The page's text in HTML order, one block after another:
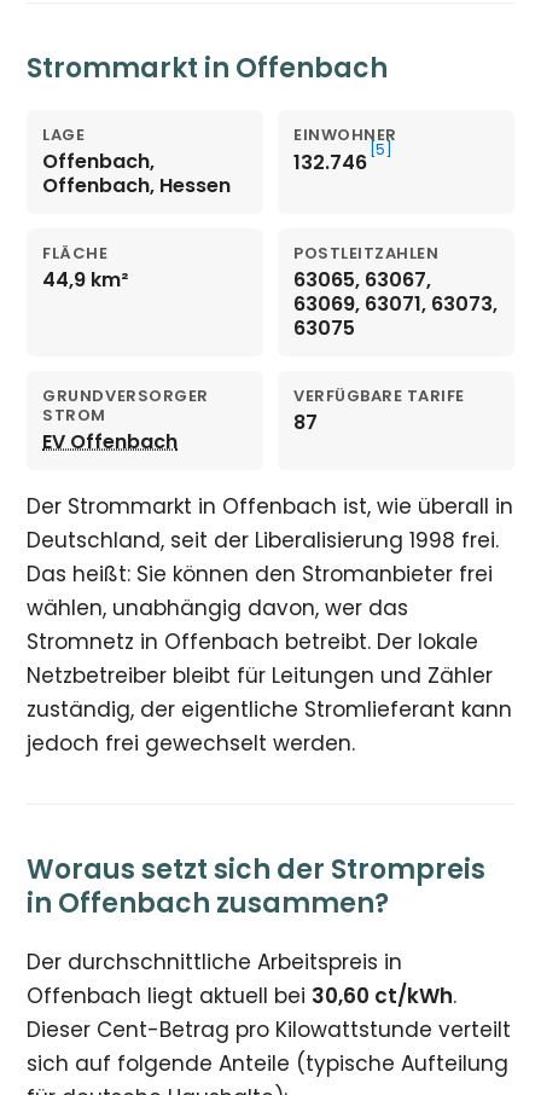
Strommarkt in Offenbach
LAGE
Offenbach,
Offenbach, Hessen
EINWOHNER
132.746 [5]
FLÄCHE
44,9 km²
POSTLEITZAHLEN
63065, 63067,
63069, 63071, 63073,
63075
GRUNDVERSORGER
STROM
EV Offenbach
VERFÜGBARE TARIFE
87
Der Strommarkt in Offenbach ist, wie überall in
Deutschland, seit der Liberalisierung 1998 frei.
Das heißt: Sie können den Stromanbieter frei
wählen, unabhängig davon, wer das
Stromnetz in Offenbach betreibt. Der lokale
Netzbetreiber bleibt für Leitungen und Zähler
zuständig, der eigentliche Stromlieferant kann
jedoch frei gewechselt werden.
Woraus setzt sich der Strompreis
in Offenbach zusammen?
Der durchschnittliche Arbeitspreis in
Offenbach liegt aktuell bei 30,60 ct/kWh.
Dieser Cent-Betrag pro Kilowattstunde verteilt
sich auf folgende Anteile (typische Aufteilung